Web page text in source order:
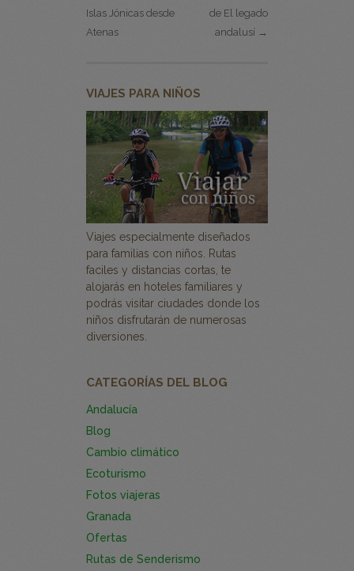
Islas Jónicas desde
Atenas
de El legado
andalusí →
VIAJES PARA NIÑOS
Viajes especialmente diseñados
para familias con niños. Rutas
faciles y distancias cortas, te
alojarás en hoteles familiares y
podrás visitar ciudades donde los
niños disfrutarán de numerosas
diversiones.
CATEGORÍAS DEL BLOG
Andalucía
Blog
Cambio climático
Ecoturismo
Fotos viajeras
Granada
Ofertas
Rutas de Senderismo